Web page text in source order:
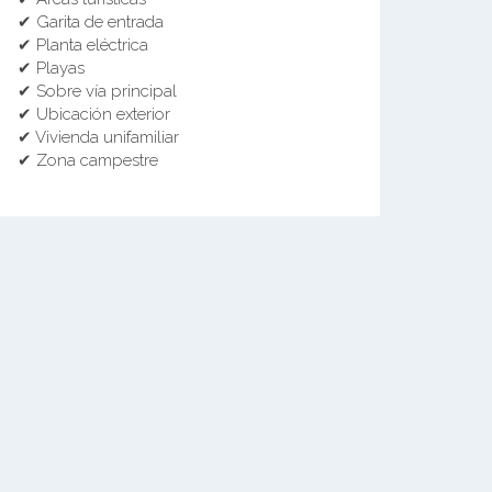
✔ Garita de entrada
✔ Planta eléctrica
✔ Playas
✔ Sobre vía principal
✔ Ubicación exterior
✔ Vivienda unifamiliar
✔ Zona campestre